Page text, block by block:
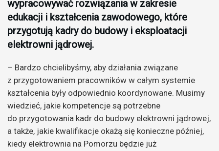
wypracowywać rozwiązania w zakresie
edukacji i kształcenia zawodowego, które
przygotują kadry do budowy i eksploatacji
elektrowni jądrowej.
– Bardzo chcielibyśmy, aby działania związane
z przygotowaniem pracowników w całym systemie
kształcenia były odpowiednio koordynowane. Musimy
wiedzieć, jakie kompetencje są potrzebne
do przygotowania kadr do budowy elektrowni jądrowej,
a także, jakie kwalifikacje okażą się konieczne później,
kiedy elektrownia na Pomorzu będzie już